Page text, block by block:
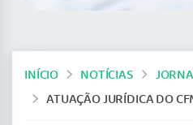
INÍCIO NOTÍCIAS
ATUAÇÃO JURÍDICA DO CFM EM DEFESA DO REVALIDA É